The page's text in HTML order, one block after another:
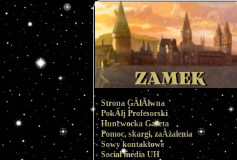
Strona GÂłĂłwna
PokĂłj Profesorski
Huncwocka Gazeta
Pomoc, skargi, zaÂżalenia
Sowy kontaktowe
Social media UH